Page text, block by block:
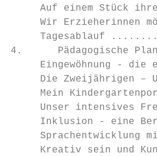
Auf einem Stück
Wir Erzieherinnen
Tagesablauf
4.
Eingewöhnung - die
Die Zweijährigen –
Mein
Unser intensives
Inklusion - eine
Sprachentwicklung
Kreativ sein und